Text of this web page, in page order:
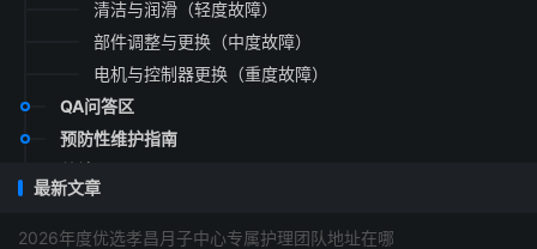
清洁与润滑（轻度故障）
部件调整与更换（中度故障）
电机与控制器更换（重度故障）
QA问答区
预防性维护指南
最新文章
2026年度优选孝昌月子中心专属护理团队地址在哪